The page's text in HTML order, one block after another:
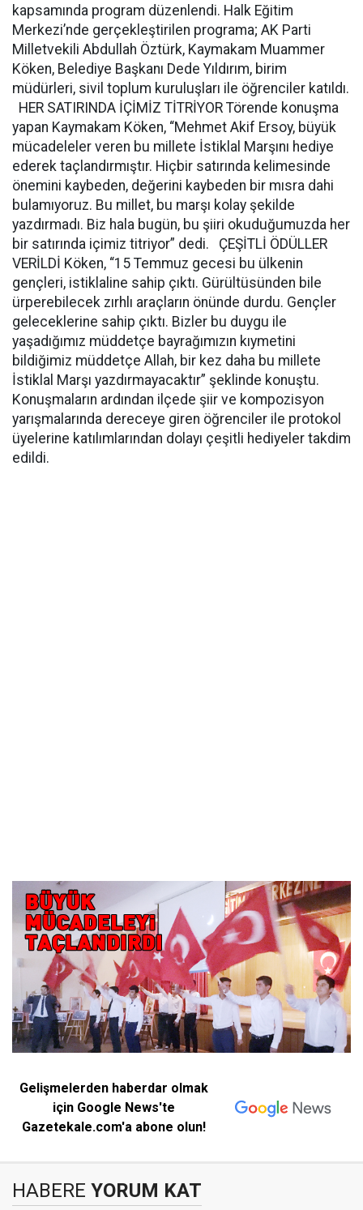
kapsamında program düzenlendi. Halk Eğitim
Merkezi’nde gerçekleştirilen programa; AK Parti
Milletvekili Abdullah Öztürk, Kaymakam Muammer
Köken, Belediye Başkanı Dede Yıldırım, birim
müdürleri, sivil toplum kuruluşları ile öğrenciler katıldı.
HER SATIRINDA İÇİMİZ TİTRİYOR Törende konuşma
yapan Kaymakam Köken, “Mehmet Akif Ersoy, büyük
mücadeleler veren bu millete İstiklal Marşını hediye
ederek taçlandırmıştır. Hiçbir satırında kelimesinde
önemini kaybeden, değerini kaybeden bir mısra dahi
bulamıyoruz. Bu millet, bu marşı kolay şekilde
yazdırmadı. Biz hala bugün, bu şiiri okuduğumuzda her
bir satırında içimiz titriyor” dedi. ÇEŞİTLİ ÖDÜLLER
VERİLDİ Köken, “15 Temmuz gecesi bu ülkenin
gençleri, istiklaline sahip çıktı. Gürültüsünden bile
ürperebilecek zırhlı araçların önünde durdu. Gençler
geleceklerine sahip çıktı. Bizler bu duygu ile
yaşadığımız müddetçe bayrağımızın kıymetini
bildiğimiz müddetçe Allah, bir kez daha bu millete
İstiklal Marşı yazdırmayacaktır” şeklinde konuştu.
Konuşmaların ardından ilçede şiir ve kompozisyon
yarışmalarında dereceye giren öğrenciler ile protokol
üyelerine katılımlarından dolayı çeşitli hediyeler takdim
edildi.
Gelişmelerden haberdar olmak
için Google News'te
Gazetekale.com'a abone olun!
HABERE YORUM KAT